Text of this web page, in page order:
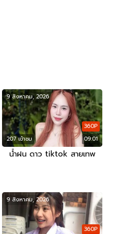
207 เข้าชม 09:01
360P
9 สิงหาคม, 2026
น้ำฝน ดาว tiktok สายเทพ
360P
9 สิงหาคม, 2026